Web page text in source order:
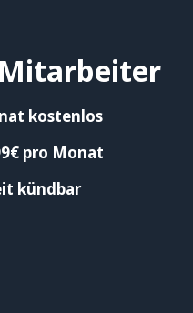
kostenlos
pro Monat
kündbar